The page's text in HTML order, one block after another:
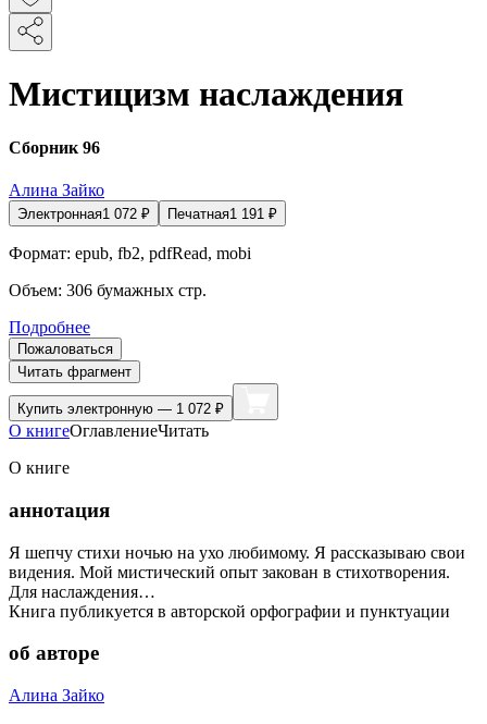
Мистицизм наслаждения
Сборник 96
Алина Зайко
Электронная1 072 ₽ Печатная1 191 ₽
Формат: epub, fb2, pdfRead, mobi
Объем: 306 бумажных стр.
Подробнее
Пожаловаться
Читать фрагмент
Купить электронную — 1 072 ₽
О книгеОглавлениеЧитать
О книге
аннотация
Я шепчу стихи ночью на ухо любимому. Я рассказываю свои
видения. Мой мистический опыт закован в стихотворения.
Для наслаждения…
Книга публикуется в авторской орфографии и пунктуации
об авторе
Алина Зайко